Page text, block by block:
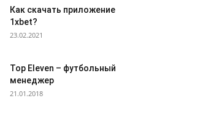
Как скачать приложение
1xbet?
23.02.2021
Top Eleven – футбольный
менеджер
21.01.2018